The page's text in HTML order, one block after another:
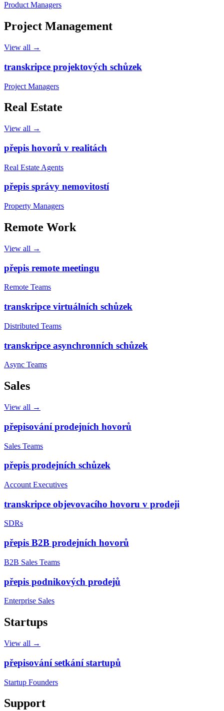
Product Managers
Project Management
View all →
transkripce projektových schůzek
Project Managers
Real Estate
View all →
přepis hovorů v realitách
Real Estate Agents
přepis správy nemovitostí
Property Managers
Remote Work
View all →
přepis remote meetingu
Remote Teams
transkripce virtuálních schůzek
Distributed Teams
transkripce asynchronních schůzek
Async Teams
Sales
View all →
přepisování prodejních hovorů
Sales Teams
přepis prodejních schůzek
Account Executives
transkripce objevovacího hovoru v prodeji
SDRs
přepis B2B prodejních hovorů
B2B Sales Teams
přepis podnikových prodejů
Enterprise Sales
Startups
View all →
přepisování setkání startupů
Startup Founders
Support